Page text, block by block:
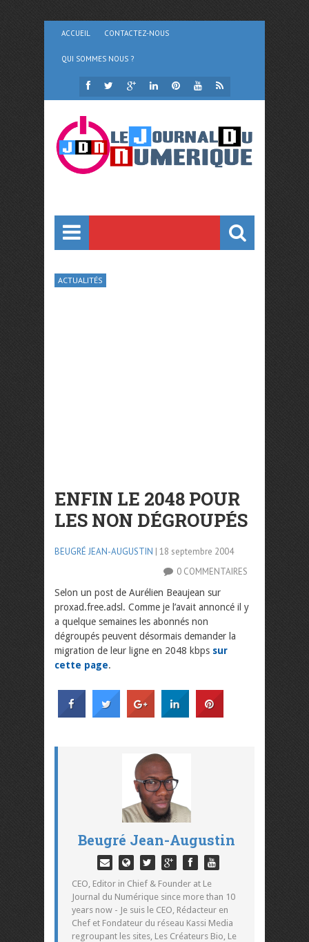
ACCUEIL CONTACTEZ-NOUS
QUI SOMMES NOUS ?
ACTUALITÉS
ENFIN LE 2048 POUR
LES NON DÉGROUPÉS
BEUGRÉ JEAN-AUGUSTIN | 18 septembre 2004
0 COMMENTAIRES
Selon un post de Aurélien Beaujean sur
proxad.free.adsl. Comme je l’avait annoncé il y
a quelque semaines les abonnés non
dégroupés peuvent désormais demander la
migration de leur ligne en 2048 kbps sur
cette page.
Beugré Jean-Augustin
CEO, Editor in Chief & Founder at Le
Journal du Numérique since more than 10
years now - Je suis le CEO, Rédacteur en
Chef et Fondateur du réseau Kassi Media
regroupant les sites, Les Créateurs Bio, Le